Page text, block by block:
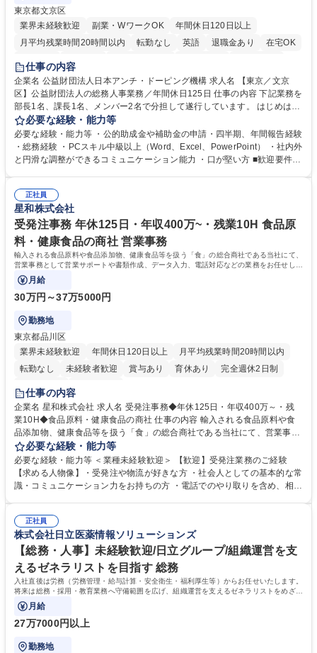
東京都文京区
業界未経験歓迎
副業・WワークOK
年間休日120日以上
月平均残業時間20時間以内
転勤なし 英語 退職金あり
在宅OK
賞与あり
育休あり
食事補助あり
仕事の内容
企業名 公益財団法人日本アンチ・ドーピング機構 求人名 【東京／文京
区】公益財団法人の総務人事業務／年間休日125日 仕事の内容 下記業務を
部長1名、課長1名、メンバー2名で分担して遂行しています。 はじめは担
当者として業務を覚えていただき、ゆくゆくはリーダーやマネージャーポ
ジションとして活躍いただくことを期待しています。 【総務・人事グルー
プの業務内容】 ・人事制度関連 ・採用活動 ・教育研修の企画、実行 ・勤
怠管理 ・官公庁への各種提出 ・法定の会議運営（評議員会、理事会） ・
管理 ・福利厚生関連 ・職員からの問合せ、相談対応 ・その他日常の総務
業務全般 募集職種 【東京／文京区】公益財団法人の総務人事業務／年間
休日125日
必要な経験・能力等
必要な経験・能力等 ・公的助成金や補助金の申請・四半期、年間報告経験
・総務経験 ・PCスキル中級以上（Word、Excel、PowerPoint） ・社内外
と円滑な調整ができるコミュニケーション能力 ・口が堅い方 ■歓迎要件
正社員
星和株式会社
受発注事務 年休125日・年収400万~・残業10H 食品原
料・健康食品の商社 営業事務
輸入される食品原料や食品添加物、健康食品等を扱う「食」の総合商社である当社にて、
営業事務として営業サポートや書類作成、データ入力、電話対応などの業務をお任せしま
す。
月給
30万円～37万5000円
勤務地
東京都品川区
業界未経験歓迎
年間休日120日以上
月平均残業時間20時間以内
転勤なし
未経験者歓迎 賞与あり 育休あり
完全週休2日制
交通費支給
仕事の内容
企業名 星和株式会社 求人名 受発注事務◆年休125日・年収400万～・残
業10H◆食品原料・健康食品の商社 仕事の内容 輸入される食品原料や食
品添加物、健康食品等を扱う「食」の総合商社である当社にて、営業事務
として営業サポートや書類作成、データ入力、電話対応などの業務をお任
せします。 ・受注／出荷指示／売上管理／仕入管理／在庫管理／お客様や
倉庫と電話確認など、販売に関わる事務、営業サポートをお願いします。
・入社後は商品について覚えることから始め、先輩社員OJTと共に業務を
万～・残業10H◆食品原料・健康食品の商社
必要な経験・能力等
必要な経験・能力等 ＜業種未経験歓迎＞ 【歓迎】受発注業務のご経験
【求める人物像】・受発注や物流が好きな方 ・社会人としての基本的な常
識・コミュニケーション力をお持ちの方 ・電話でのやり取りを含め、相手
演算ができる方 ・業務ルールや指示を理解し、行動できる方 学歴・資格
学歴：大学院 大学 短大 語学力： 資格：
正社員
株式会社日立医薬情報ソリューションズ
【総務・人事】未経験歓迎/日立グループ/組織運営を支
えるゼネラリストを目指す 総務
入社直後は労務（労務管理・給与計算・安全衛生・福利厚生等）からお任せいたします。
将来は総務・採用・教育業務へ守備範囲を広げ、組織運営を支えるゼネラリストをめざせ
ます。
月給
27万7000円以上
勤務地